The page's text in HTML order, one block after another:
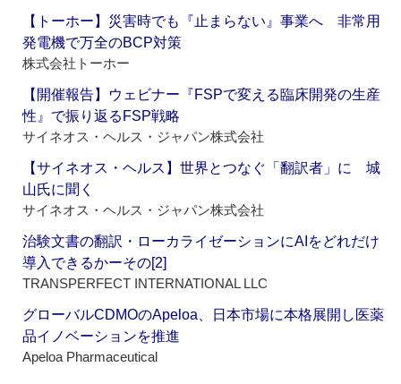
【トーホー】災害時でも『止まらない』事業へ 非常用
発電機で万全のBCP対策
株式会社トーホー
【開催報告】ウェビナー『FSPで変える臨床開発の生産
性』で振り返るFSP戦略
サイネオス・ヘルス・ジャパン株式会社
【サイネオス・ヘルス】世界とつなぐ「翻訳者」に 城
山氏に聞く
サイネオス・ヘルス・ジャパン株式会社
治験文書の翻訳・ローカライゼーションにAIをどれだけ
導入できるかーその[2]
TRANSPERFECT INTERNATIONAL LLC
グローバルCDMOのApeloa、日本市場に本格展開し医薬
品イノベーションを推進
Apeloa Pharmaceutical